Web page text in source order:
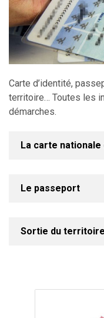
Carte d’identité,
territoire… Toutes les
démarches.
La carte
Le passeport
Sortie du territoire